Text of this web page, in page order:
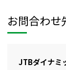
お問合わせ
JTBダイナミ